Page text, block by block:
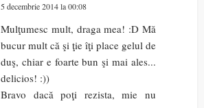
5 decembrie 2014 la 00:08
Mulţumesc mult, draga mea! :D Mă
bucur mult că şi ţie îţi place gelul de
duş, chiar e foarte bun şi mai ales...
delicios! :))
Bravo dacă poţi rezista, mie nu